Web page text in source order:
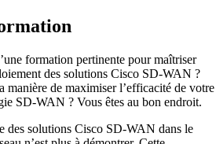
formation pertinente pour maîtriser
des solutions Cisco SD-WAN ?
manière de maximiser l’efficacité de votre
SD-WAN ? Vous êtes au bon endroit.
des solutions Cisco SD-WAN dans le